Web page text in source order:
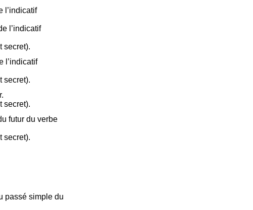
l’indicatif
l’indicatif
secret).
l’indicatif
secret).
secret).
futur du verbe
secret).
passé simple du